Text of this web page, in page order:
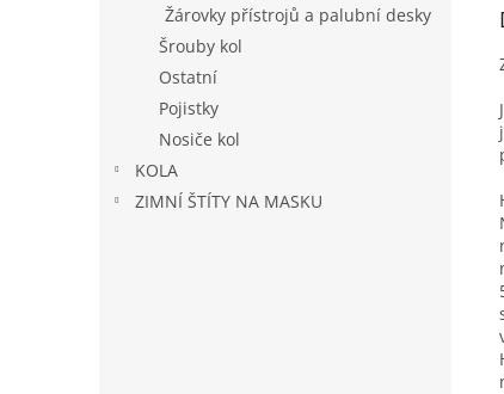
Žárovky přístrojů a palubní desky
Šrouby kol
Ostatní
Pojistky
Nosiče kol
KOLA
ZIMNÍ ŠTÍTY NA MASKU